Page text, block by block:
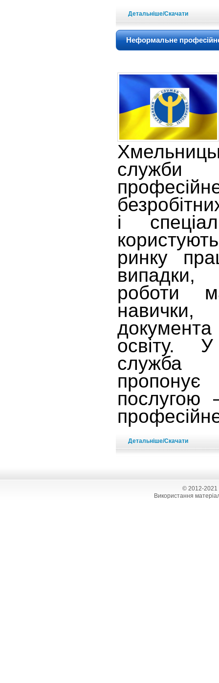
Детальніше/Скачати
Неформальне
служби
і
ринку
випадки,
роботи
освіту.
служба
послугою
Детальніше/Скачати
© 2012-2021
Використання